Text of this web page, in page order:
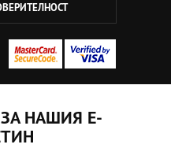
НАШИЯ Е-